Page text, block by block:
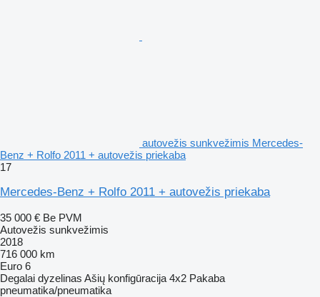
autovežis sunkvežimis Mercedes-
Benz + Rolfo 2011 + autovežis priekaba
17
Mercedes-Benz + Rolfo 2011 + autovežis priekaba
35 000 € Be PVM
Autovežis sunkvežimis
2018
716 000 km
Euro 6
Degalai dyzelinas Ašių konfigūracija 4x2 Pakaba
pneumatika/pneumatika